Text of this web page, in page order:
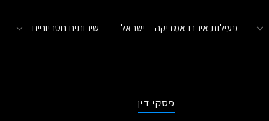
פעילות איברו-אמריקה – ישראל שירותים נוטריוניים
פסקי דין